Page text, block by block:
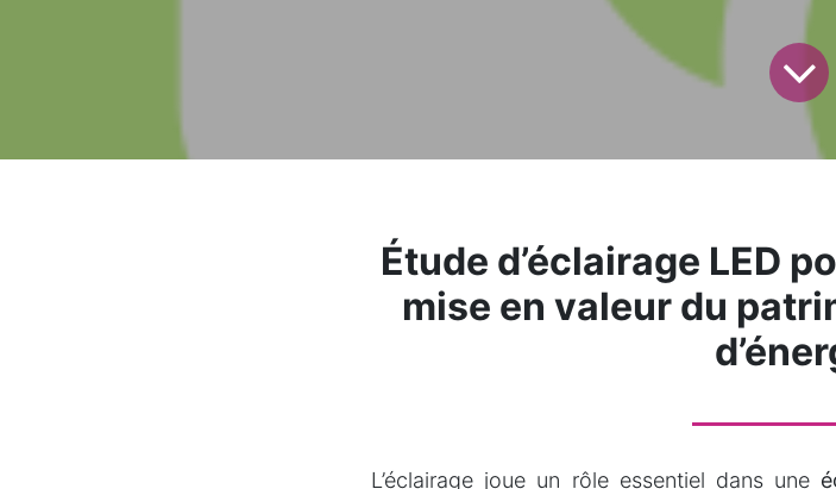
Étude d’éclairage LED
mise en valeur du
L’éclairage joue un rôle essentiel dans une